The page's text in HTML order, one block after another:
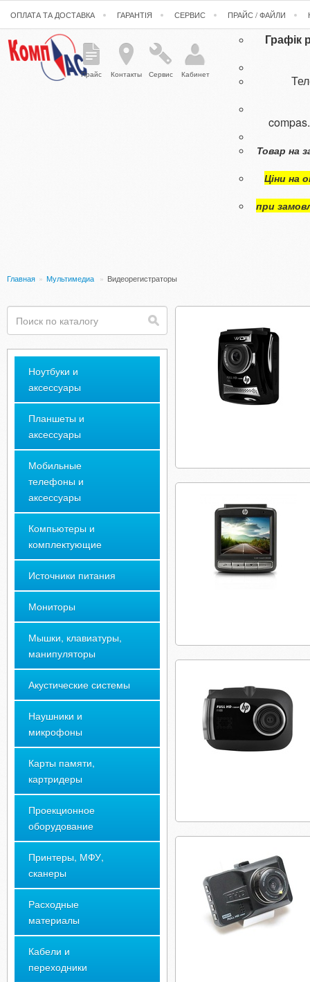
ОПЛАТА ТА ДОСТАВКА ГАРАНТІЯ СЕРВИС ПРАЙС / ФАЙЛИ
Прайс Контакты Сервис Кабинет
Графік
Товар на
Ціни на
при
Главная » Мультимедиа » Видеорегистраторы
Ноутбуки и
аксессуары
Планшеты и
аксессуары
Мобильные
телефоны и
аксессуары
Компьютеры и
комплектующие
Источники питания
Мониторы
Мышки, клавиатуры,
манипуляторы
Акустические системы
Наушники и
микрофоны
Карты памяти,
картридеры
Проекционное
оборудование
Принтеры, МФУ,
сканеры
Расходные
материалы
Кабели и
переходники